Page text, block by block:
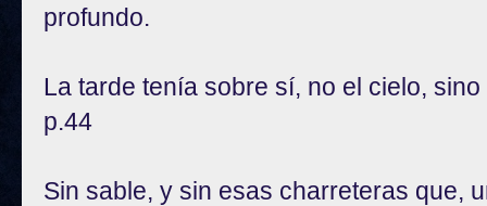
profundo.
La tarde tenía sobre sí, no el cielo,
p.44
Sin sable, y sin esas charreteras que,